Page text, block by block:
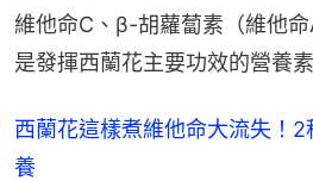
維他命C、β-胡蘿蔔素（維他
是發揮西蘭花主要功效的營養素
西蘭花這樣煮維他命大流失！
養